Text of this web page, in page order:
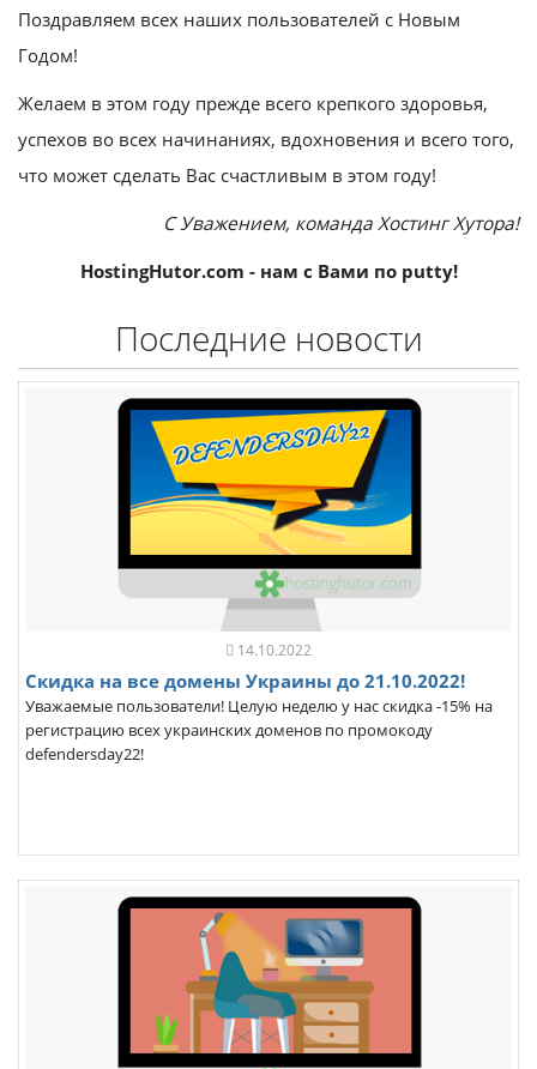
Поздравляем всех наших пользователей с Новым
Годом!
Желаем в этом году прежде всего крепкого здоровья,
успехов во всех начинаниях, вдохновения и всего того,
что может сделать Вас счастливым в этом году!
С Уважением, команда Хостинг Хутора!
HostingHutor.com - нам с Вами по putty!
Последние новости
14.10.2022
Скидка на все домены Украины до 21.10.2022!
Уважаемые пользователи! Целую неделю у нас скидка -15% на
регистрацию всех украинских доменов по промокоду
defendersday22!